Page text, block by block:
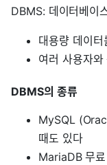
DBMS: 데이터베이
대용량 데이터
여러 사용자와
DBMS의 종류
MySQL
때도 있다
MariaDB 무료